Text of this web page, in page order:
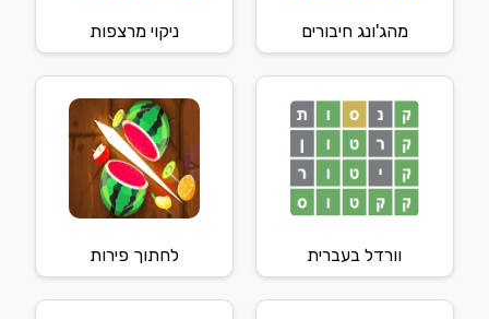
מהג'ונג חיבורים ניקוי מרצפות
וורדל בעברית לחתוך פירות